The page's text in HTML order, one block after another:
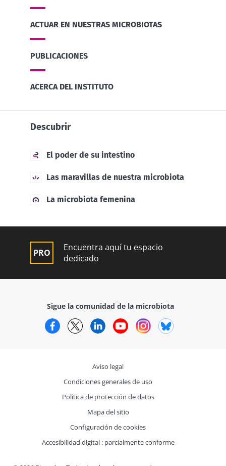
ACTUAR EN NUESTRAS MICROBIOTAS
PUBLICACIONES
ACERCA DEL INSTITUTO
Descubrir
El poder de su intestino
Las maravillas de nuestra microbiota
La microbiota femenina
Encuentra aquí tu espacio
dedicado
Sigue la comunidad de la microbiota
FacebookTwitterLinkedInYouTubeInstagram
Aviso legal
Condiciones generales de uso
Política de protección de datos
Mapa del sitio
Configuración de cookies
Accesibilidad digital : parcialmente conforme